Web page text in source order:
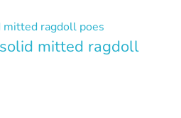
mitted ragdoll